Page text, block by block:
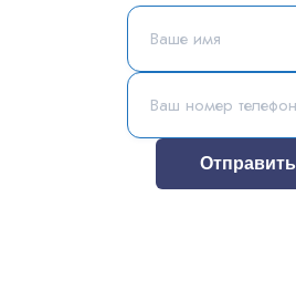
Отправить